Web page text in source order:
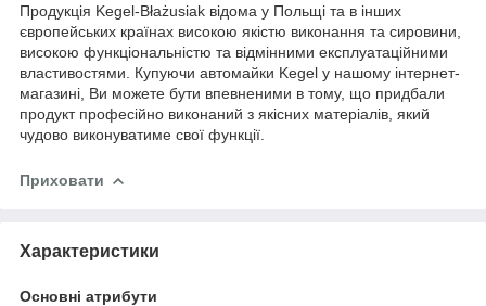
Продукція Kegel-Błażusiak відома у Польщі та в інших
європейських країнах високою якістю виконання та сировини,
високою функціональністю та відмінними експлуатаційними
властивостями. Купуючи автомайки Kegel у нашому інтернет-
магазині, Ви можете бути впевненими в тому, що придбали
продукт професійно виконаний з якісних матеріалів, який
чудово виконуватиме свої функції.
Приховати
Характеристики
Основні атрибути